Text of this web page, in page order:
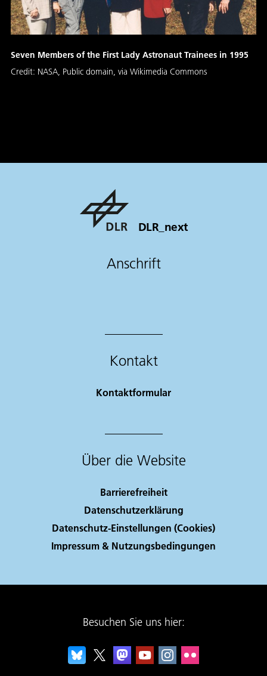
Seven Members of the First Lady Astronaut Trainees in 1995
Credit: NASA, Public domain, via Wikimedia Commons
DLR_next
Anschrift
Kontakt
Kontaktformular
Über die Website
Barrierefreiheit
Datenschutzerklärung
Datenschutz-Einstellungen (Cookies)
Impressum & Nutzungsbedingungen
Besuchen Sie uns hier: